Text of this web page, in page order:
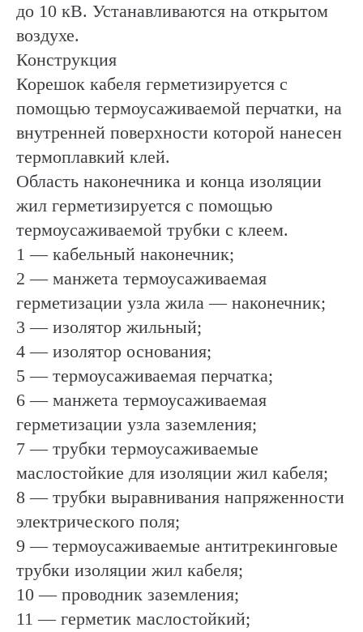
до 10 кВ. Устанавливаются на открытом
воздухе.
Конструкция
Корешок кабеля герметизируется с
помощью термоусаживаемой перчатки, на
внутренней поверхности которой нанесен
термоплавкий клей.
Область наконечника и конца изоляции
жил герметизируется с помощью
термоусаживаемой трубки с клеем.
1 — кабельный наконечник;
2 — манжета термоусаживаемая
герметизации узла жила — наконечник;
3 — изолятор жильный;
4 — изолятор основания;
5 — термоусаживаемая перчатка;
6 — манжета термоусаживаемая
герметизации узла заземления;
7 — трубки термоусаживаемые
маслостойкие для изоляции жил кабеля;
8 — трубки выравнивания напряженности
электрического поля;
9 — термоусаживаемые антитрекинговые
трубки изоляции жил кабеля;
10 — проводник заземления;
11 — герметик маслостойкий;